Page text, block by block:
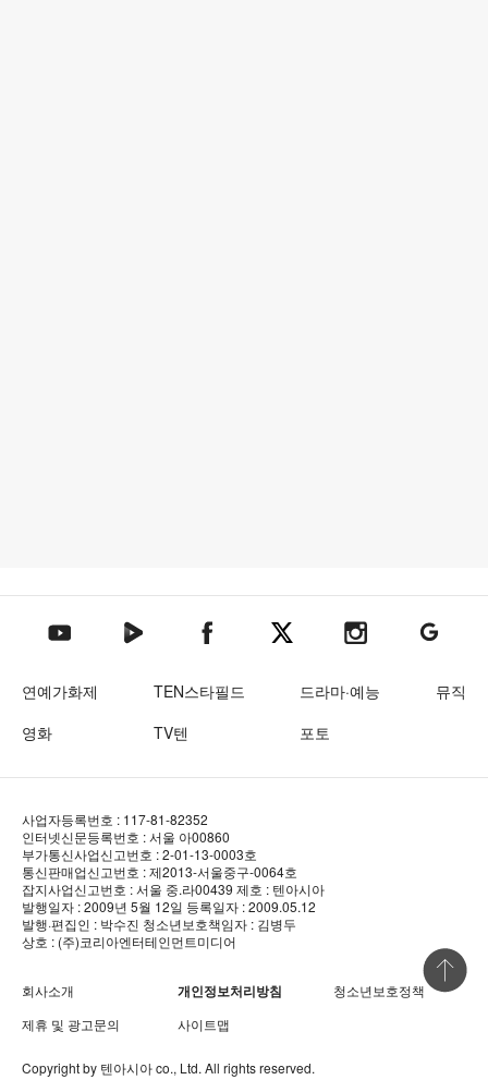
텐아시아 유튜브텐아시아 네이버TV텐아시아 페이스북텐아시아 엑스텐아시아 인스타그램
텐아시아
연예가화제 TEN스타필드 드라마·예능
뮤직
영화
TV텐 포토
사업자등록번호 : 117-81-82352
인터넷신문등록번호 : 서울 아00860
부가통신사업신고번호 : 2-01-13-0003호
통신판매업신고번호 : 제2013-서울중구-0064호
잡지사업신고번호 : 서울 중.라00439 제호 : 텐아시아
발행일자 : 2009년 5월 12일 등록일자 : 2009.05.12
발행·편집인 : 박수진 청소년보호책임자 : 김병두
상호 : (주)코리아엔터테인먼트미디어
회사소개 개인정보처리방침
청소년보호정책
제휴 및 광고문의
사이트맵
Copyright by 텐아시아co., Ltd. All rights reserved.
상단 바로